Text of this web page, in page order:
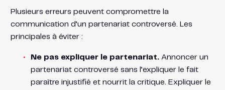
Plusieurs erreurs peuvent compromettre la
communication d’un partenariat controversé. Les
principales à éviter :
Ne pas expliquer le partenariat.Annoncer un
partenariat controversé sans l’expliquer le fait
paraître injustifié et nourrit la critique. Expliquer le